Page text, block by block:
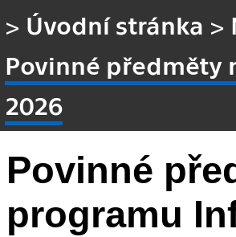
> Úvodní stránka >
Povinné předměty
2026
Povinné
programu